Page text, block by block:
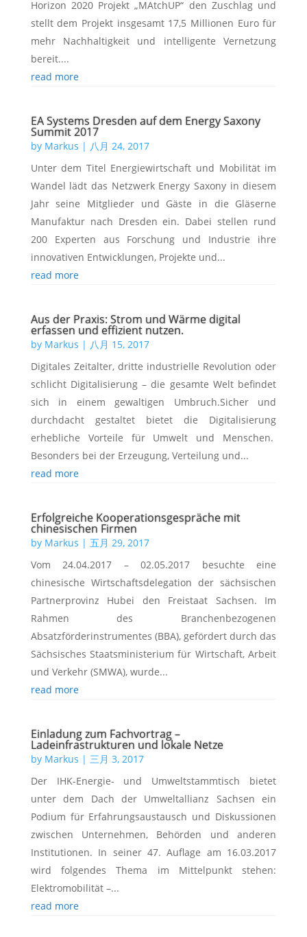
Horizon 2020 Projekt „MAtchUP“ den Zuschlag und
stellt dem Projekt insgesamt 17,5 Millionen Euro für
mehr Nachhaltigkeit und intelligente Vernetzung
bereit....
read more
EA Systems Dresden auf dem Energy Saxony
Summit 2017
by Markus | 八月 24, 2017
Unter dem Titel Energiewirtschaft und Mobilität im
Wandel lädt das Netzwerk Energy Saxony in diesem
Jahr seine Mitglieder und Gäste in die Gläserne
Manufaktur nach Dresden ein. Dabei stellen rund
200 Experten aus Forschung und Industrie ihre
innovativen Entwicklungen, Projekte und...
read more
Aus der Praxis: Strom und Wärme digital
erfassen und effizient nutzen.
by Markus | 八月 15, 2017
Digitales Zeitalter, dritte industrielle Revolution oder
schlicht Digitalisierung – die gesamte Welt befindet
sich in einem gewaltigen Umbruch.Sicher und
durchdacht gestaltet bietet die Digitalisierung
erhebliche Vorteile für Umwelt und Menschen.
Besonders bei der Erzeugung, Verteilung und...
read more
Erfolgreiche Kooperationsgespräche mit
chinesischen Firmen
by Markus | 五月 29, 2017
Vom 24.04.2017 – 02.05.2017 besuchte eine
chinesische Wirtschaftsdelegation der sächsischen
Partnerprovinz Hubei den Freistaat Sachsen. Im
Rahmen des Branchenbezogenen
Absatzförderinstrumentes (BBA), gefördert durch das
Sächsisches Staatsministerium für Wirtschaft, Arbeit
und Verkehr (SMWA), wurde...
read more
Einladung zum Fachvortrag –
Ladeinfrastrukturen und lokale Netze
by Markus | 三月 3, 2017
Der IHK-Energie- und Umweltstammtisch bietet
unter dem Dach der Umweltallianz Sachsen ein
Podium für Erfah­rungs­austausch und Diskussionen
zwischen Un­ternehmen, Behörden und anderen
Institutionen. In seiner 47. Auflage am 16.03.2017
wird folgendes Thema im Mittelpunkt stehen:
Elektromobilität –...
read more